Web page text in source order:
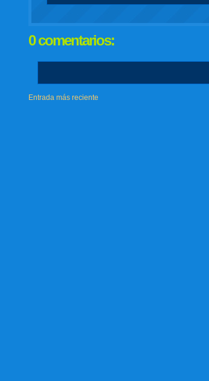
0 comentarios:
Entrada más reciente